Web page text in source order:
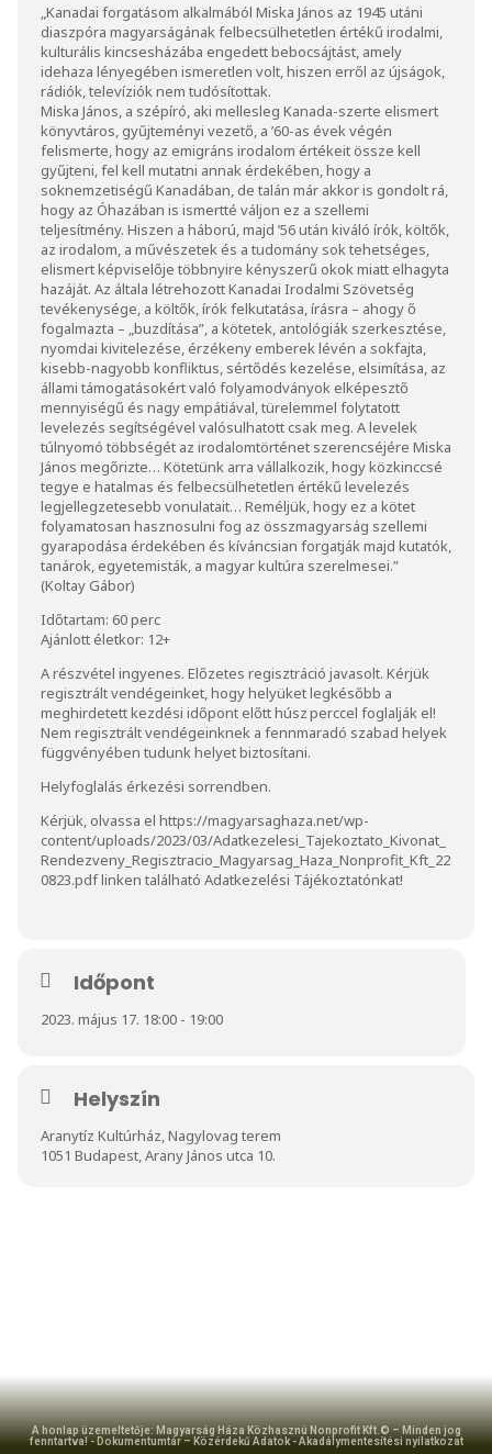
„Kanadai forgatásom alkalmából Miska János az 1945 utáni
diaszpóra magyarságának felbecsülhetetlen értékű irodalmi,
kulturális kincsesházába engedett bebocsájtást, amely
idehaza lényegében ismeretlen volt, hiszen erről az újságok,
rádiók, televíziók nem tudósítottak.
Miska János, a szépíró, aki mellesleg Kanada-szerte elismert
könyvtáros, gyűjteményi vezető, a ’60-as évek végén
felismerte, hogy az emigráns irodalom értékeit össze kell
gyűjteni, fel kell mutatni annak érdekében, hogy a
soknemzetiségű Kanadában, de talán már akkor is gondolt rá,
hogy az Óhazában is ismertté váljon ez a szellemi
teljesítmény. Hiszen a háború, majd ’56 után kiváló írók, költők,
az irodalom, a művészetek és a tudomány sok tehetséges,
elismert képviselője többnyire kényszerű okok miatt elhagyta
hazáját. Az általa létrehozott Kanadai Irodalmi Szövetség
tevékenysége, a költők, írók felkutatása, írásra – ahogy ő
fogalmazta – „buzdítása”, a kötetek, antológiák szerkesztése,
nyomdai kivitelezése, érzékeny emberek lévén a sokfajta,
kisebb-nagyobb konfliktus, sértődés kezelése, elsimítása, az
állami támogatásokért való folyamodványok elképesztő
mennyiségű és nagy empátiával, türelemmel folytatott
levelezés segítségével valósulhatott csak meg. A levelek
túlnyomó többségét az irodalomtörténet szerencséjére Miska
János megőrizte… Kötetünk arra vállalkozik, hogy közkinccsé
tegye e hatalmas és felbecsülhetetlen értékű levelezés
legjellegzetesebb vonulatait… Reméljük, hogy ez a kötet
folyamatosan hasznosulni fog az összmagyarság szellemi
gyarapodása érdekében és kíváncsian forgatják majd kutatók,
tanárok, egyetemisták, a magyar kultúra szerelmesei.”
(Koltay Gábor)
Időtartam: 60 perc
Ajánlott életkor: 12+
A részvétel ingyenes. Előzetes regisztráció javasolt. Kérjük
regisztrált vendégeinket, hogy helyüket legkésőbb a
meghirdetett kezdési időpont előtt húsz perccel foglalják el!
Nem regisztrált vendégeinknek a fennmaradó szabad helyek
függvényében tudunk helyet biztosítani.
Helyfoglalás érkezési sorrendben.
Kérjük, olvassa el https://magyarsaghaza.net/wp-
content/uploads/2023/03/Adatkezelesi_Tajekoztato_Kivonat_
Rendezveny_Regisztracio_Magyarsag_Haza_Nonprofit_Kft_22
0823.pdflinken található Adatkezelési Tájékoztatónkat!
Időpont
2023. május 17. 18:00 - 19:00
Helyszín
Aranytíz Kultúrház, Nagylovag terem
1051 Budapest, Arany János utca 10.
A honlap üzemeltetője: Magyarság Háza Közhasznú Nonprofit Kft.© – Minden jog
fenntartva! - Dokumentumtár – Közérdekű Adatok-Akadálymentesítési nyilatkozat